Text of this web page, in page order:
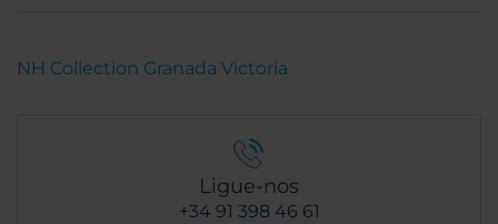
NH Collection Granada Victoria
Ligue-nos
+34 91 398 46 61